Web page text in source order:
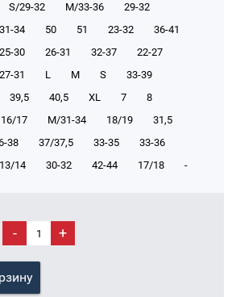
S/29-32 М/33-36
29-32
31-34 50 51 23-32
36-41
25-30 26-31 32-37
22-27
27-31 L M S
33-39
39,5 40,5 XL 7
8
16/17 М/31-34 18/19
31,5
38 37/37,5 33-35
33-36
13/14 30-32 42-44 17/18 -
- +